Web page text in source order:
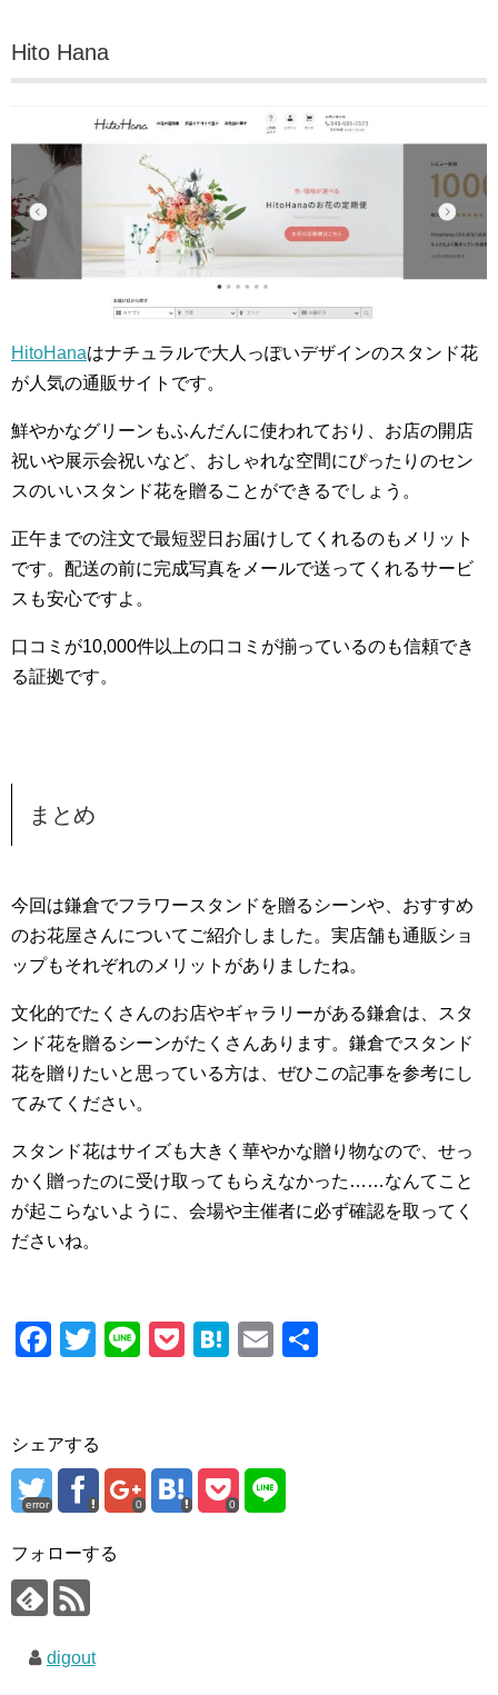
Hito Hana
HitoHanaはナチュラルで大人っぽいデザインのスタンド花
が人気の通販サイトです。
鮮やかなグリーンもふんだんに使われており、お店の開店
祝いや展示会祝いなど、おしゃれな空間にぴったりのセン
スのいいスタンド花を贈ることができるでしょう。
正午までの注文で最短翌日お届けしてくれるのもメリット
です。配送の前に完成写真をメールで送ってくれるサービ
スも安心ですよ。
口コミが10,000件以上の口コミが揃っているのも信頼でき
る証拠です。
まとめ
今回は鎌倉でフラワースタンドを贈るシーンや、おすすめ
のお花屋さんについてご紹介しました。実店舗も通販ショ
ップもそれぞれのメリットがありましたね。
文化的でたくさんのお店やギャラリーがある鎌倉は、スタ
ンド花を贈るシーンがたくさんあります。鎌倉でスタンド
花を贈りたいと思っている方は、ぜひこの記事を参考にし
てみてください。
スタンド花はサイズも大きく華やかな贈り物なので、せっ
かく贈ったのに受け取ってもらえなかった……なんてこと
が起こらないように、会場や主催者に必ず確認を取ってく
ださいね。
F
e
b
o
o
k
T
er
Li
P
H
a
E
シェアする
error 0 0
フォローする
digout